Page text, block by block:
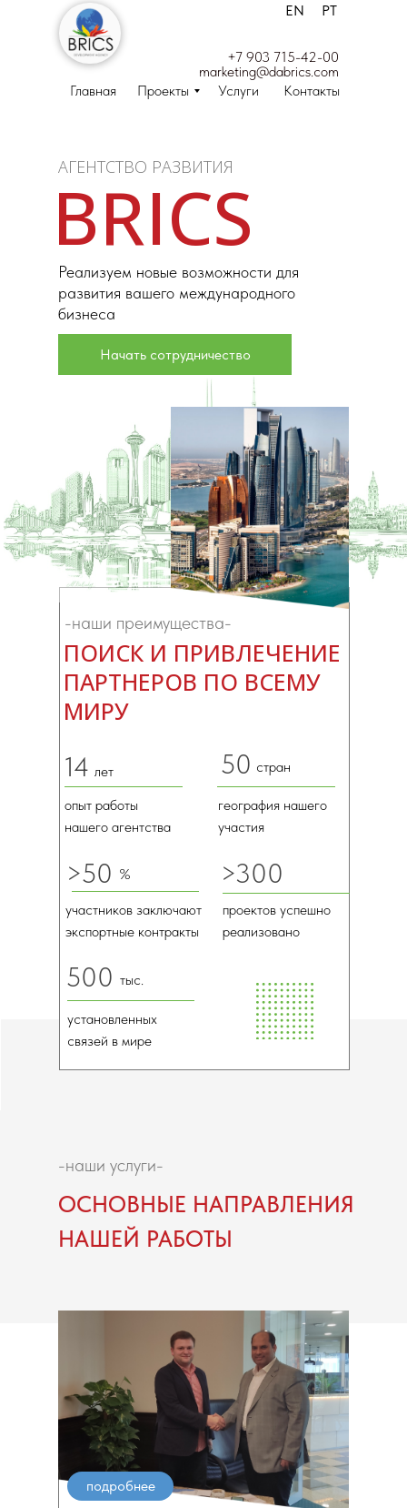
Главная Проекты Услуги Контакты
+7 903 715-42-00
marketing@dabrics.com
EN PT
Реализуем новые возможности для
развития вашего международного
бизнеса
BRICS
АГЕНТСТВО РАЗВИТИЯ
-наши преимущества-
Начать сотрудничество
ПОИСК И ПРИВЛЕЧЕНИЕ
ПАРТНЕРОВ ПО ВСЕМУ
МИРУ
14 50
500
>300
>50
опыт работы
нашего агентства
география нашего
участия
установленных
связей в мире
проектов успешно
реализовано
участников заключают
экспортные контракты
лет стран
тыс.
%
ОСНОВНЫЕ НАПРАВЛЕНИЯ
НАШЕЙ РАБОТЫ
-наши услуги-
подробнее